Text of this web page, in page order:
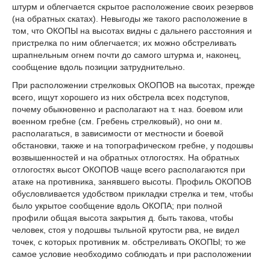
штурм и облегчается скрытое расположение своих резервов
(на обратных скатах). Невыгоды же такого расположение в
том, что ОКОПЫ на высотах видны с дальнего расстояния и
пристрелка по ним облегчается; их можно обстреливать
шрапнельным огнем почти до самого штурма и, наконец,
сообщение вдоль позиции затруднительно.
При расположении стрелковых ОКОПОВ на высотах, прежде
всего, ищут хорошего из них обстрела всех подступов,
почему обыкновенно и располагают на т. наз. боевом или
военном гребне (см. Гребень стрелковый), но они м.
располагаться, в зависимости от местности и боевой
обстановки, также и на топографическом гребне, у подошвы
возвышенностей и на обратных отлогостях. На обратных
отлогостях высот ОКОПОВ чаще всего располагаются при
атаке на противника, занявшего высоты. Профиль ОКОПОВ
обусловливается удобством прикладки стрелка и тем, чтобы
было укрытое сообщение вдоль ОКОПА; при полной
профили общая высота закрытия д. быть такова, чтобы
человек, стоя у подошвы тыльной крутости рва, не видел
точек, с которых противник м. обстреливать ОКОПЫ; то же
самое условие необходимо соблюдать и при расположении